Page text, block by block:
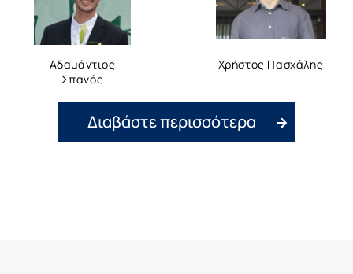
Αδαμάντιος
Σπανός
Χρήστος Πασχάλης
Διαβάστε περισσότερα